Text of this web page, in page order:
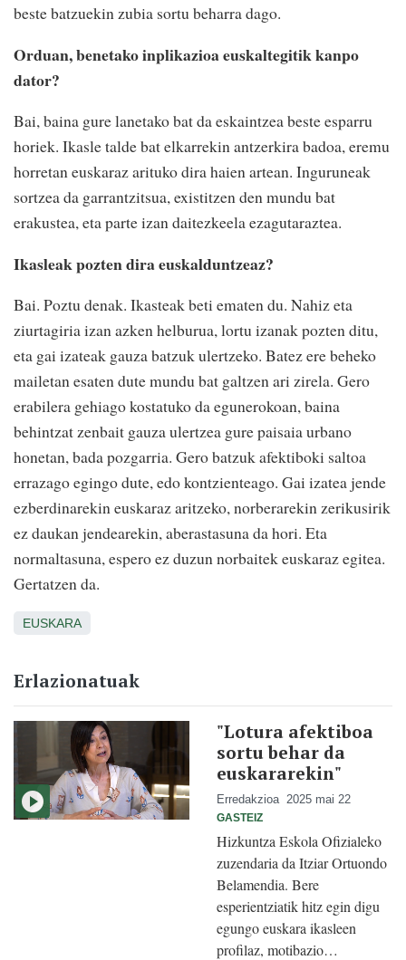
beste batzuekin zubia sortu beharra dago.
Orduan, benetako inplikazioa euskaltegitik kanpo
dator?
Bai, baina gure lanetako bat da eskaintzea beste esparru
horiek. Ikasle talde bat elkarrekin antzerkira badoa, eremu
horretan euskaraz arituko dira haien artean. Inguruneak
sortzea da garrantzitsua, existitzen den mundu bat
erakustea, eta parte izan daitezkeela ezagutaraztea.
Ikasleak pozten dira euskalduntzeaz?
Bai. Poztu denak. Ikasteak beti ematen du. Nahiz eta
ziurtagiria izan azken helburua, lortu izanak pozten ditu,
eta gai izateak gauza batzuk ulertzeko. Batez ere beheko
mailetan esaten dute mundu bat galtzen ari zirela. Gero
erabilera gehiago kostatuko da egunerokoan, baina
behintzat zenbait gauza ulertzea gure paisaia urbano
honetan, bada pozgarria. Gero batzuk afektiboki saltoa
errazago egingo dute, edo kontzienteago. Gai izatea jende
ezberdinarekin euskaraz aritzeko, norberarekin zerikusirik
ez daukan jendearekin, aberastasuna da hori. Eta
normaltasuna, espero ez duzun norbaitek euskaraz egitea.
Gertatzen da.
EUSKARA
Erlazionatuak
"Lotura afektiboa
sortu behar da
euskararekin"
Erredakzioa 2025 mai 22
GASTEIZ
Hizkuntza Eskola Ofizialeko
zuzendaria da Itziar Ortuondo
Belamendia. Bere
esperientziatik hitz egin digu
egungo euskara ikasleen
profilaz, motibazio…